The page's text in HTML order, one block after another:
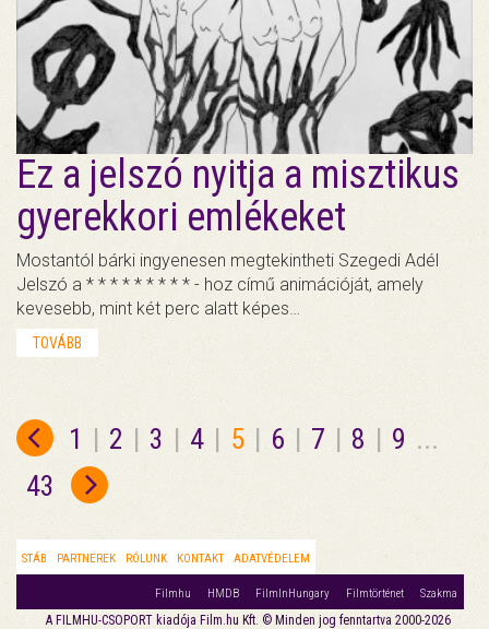
Ez a jelszó nyitja a misztikus
gyerekkori emlékeket
Mostantól bárki ingyenesen megtekintheti Szegedi Adél
Jelszó a * * * * * * * * * - hoz című animációját, amely
kevesebb, mint két perc alatt képes…
TOVÁBB
1 | 2 | 3 | 4 | 5 | 6 | 7 | 8 | 9 ...
43
STÁB PARTNEREK RÓLUNK KONTAKT ADATVÉDELEM
Filmhu HMDB FilmInHungary Filmtörténet Szakma
A FILMHU-CSOPORT kiadója Film.hu Kft. © Minden jog fenntartva 2000-2026